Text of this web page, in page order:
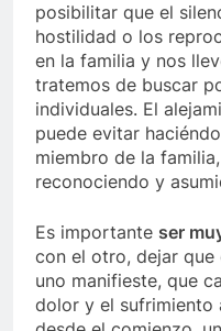
posibilitar que el
hostilidad o los
en la familia y nos
tratemos de buscar
individuales. El
puede evitar
miembro de la
reconociendo y
Es importante ser
con el otro, dejar que
uno manifieste, que
dolor y el sufrimiento